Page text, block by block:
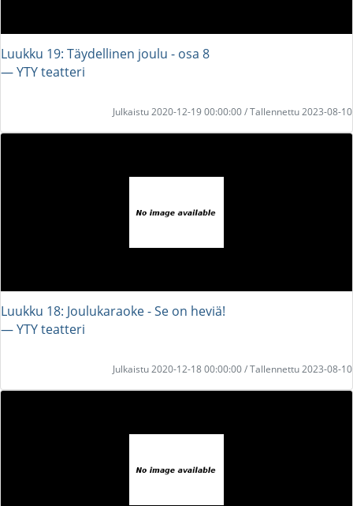
Luukku 19: Täydellinen joulu - osa 8
― YTY teatteri
Julkaistu 2020-12-19 00:00:00 / Tallennettu 2023-08-10
Luukku 18: Joulukaraoke - Se on heviä!
― YTY teatteri
Julkaistu 2020-12-18 00:00:00 / Tallennettu 2023-08-10